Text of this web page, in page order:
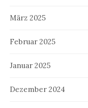
März 2025
Februar 2025
Januar 2025
Dezember 2024